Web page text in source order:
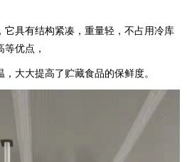
它具有结构紧凑，重量轻，不占用冷库
优点，
大大提高了贮藏食品的保鲜度。